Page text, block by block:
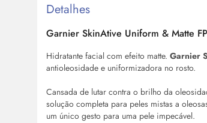
Detalhes
Garnier SkinAtive Uniform & Matte
Hidratante facial com efeito matte. Garnier
antioleosidade e uniformizadora no rosto.
Cansada de lutar contra o brilho da
solução completa para peles mistas a
um único gesto para uma pele impecável.